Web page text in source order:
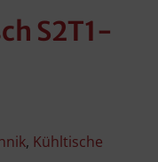
S2T1-
, Kühltische